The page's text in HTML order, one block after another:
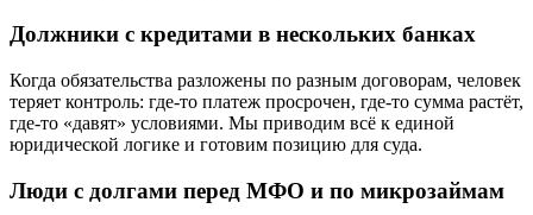
Должники с кредитами в нескольких банках
Когда обязательства разложены по разным договорам, человек
теряет контроль: где-то платеж просрочен, где-то сумма растёт,
где-то «давят» условиями. Мы приводим всё к единой
юридической логике и готовим позицию для суда.
Люди с долгами перед МФО и по микрозаймам